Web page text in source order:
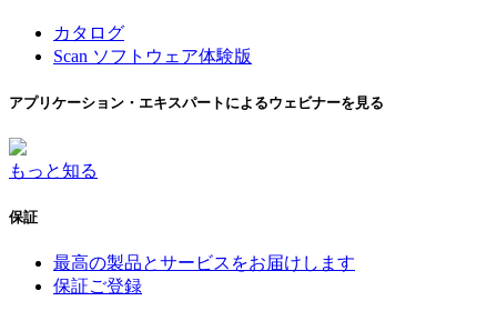
カタログ
Scan ソフトウェア体験版
アプリケーション・エキスパートによるウェビナーを見る
もっと知る
保証
最高の製品とサービスをお届けします
保証ご登録